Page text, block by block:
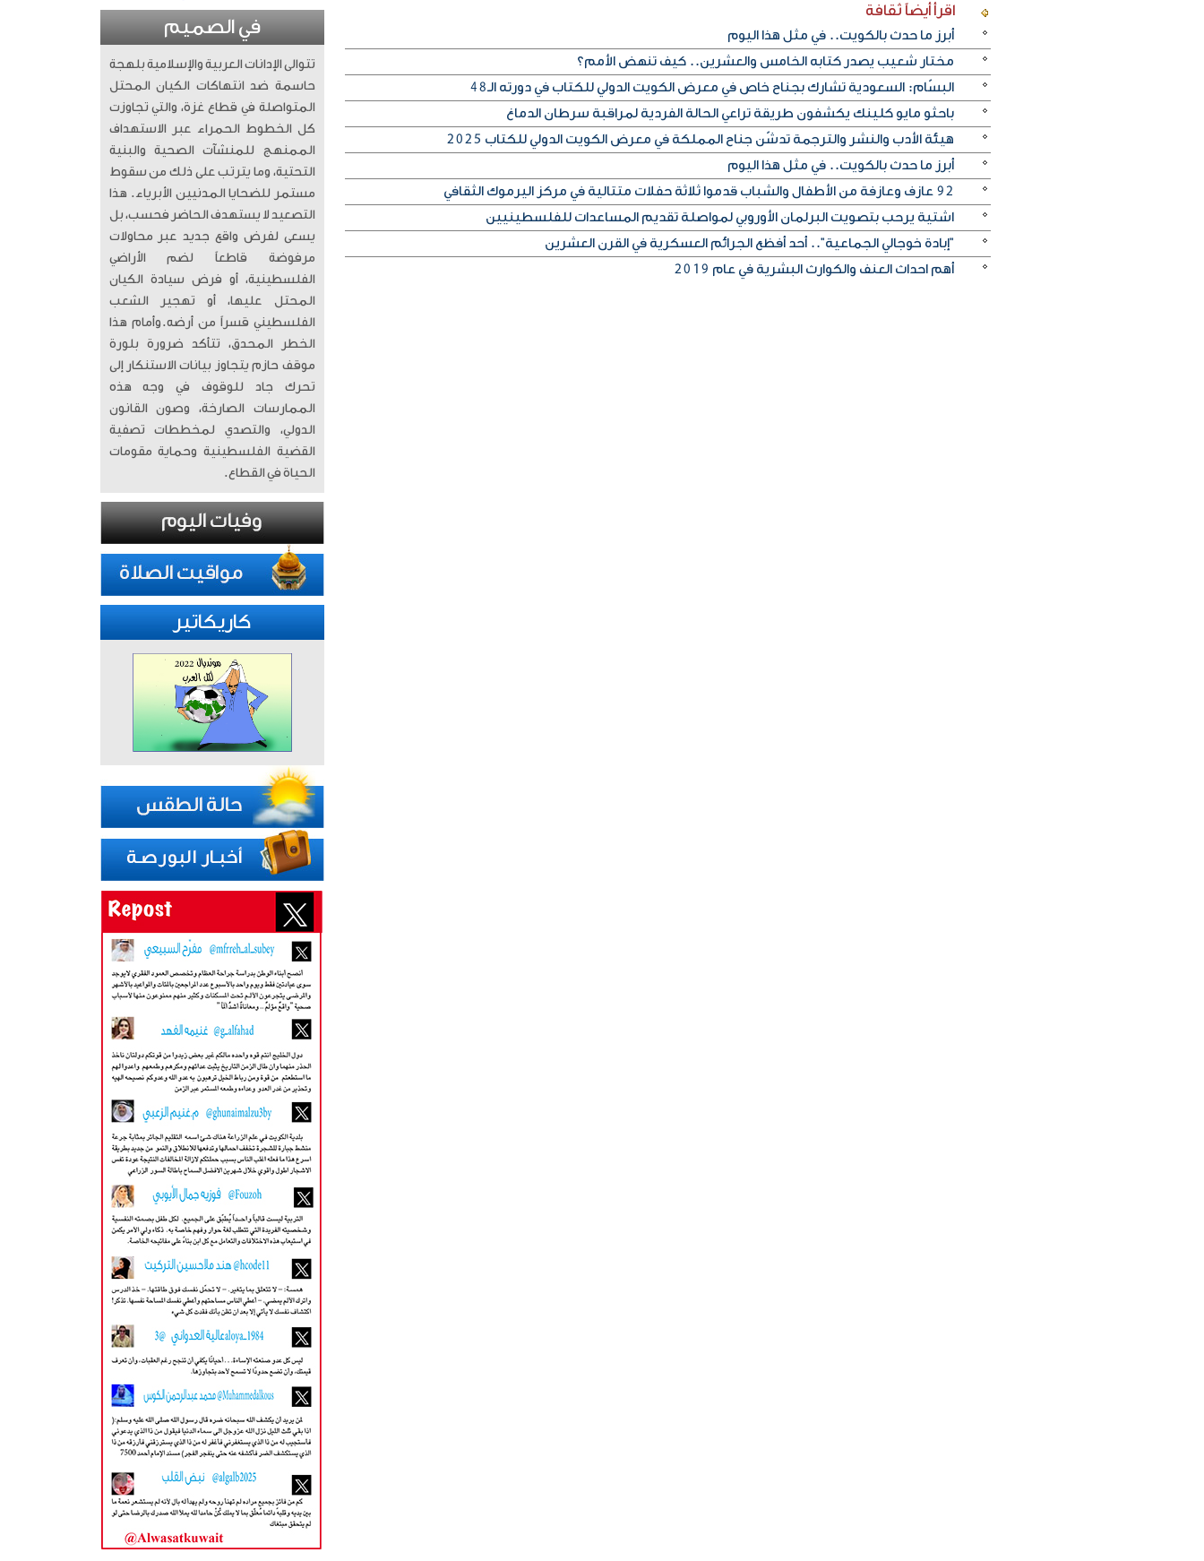
اقرأ أيضاً ثقافة
أبرز ما حدث بالكويت.. في مثل هذا اليوم
مختار شعيب يصدر كتابه الخامس والعشرين.. كيف تنهض الأمم؟
البسّام: السعودية تشارك بجناح خاص في معرض الكويت الدولي للكتاب في دورته الـ48
باحثو مايو كلينك يكشفون طريقة تراعي الحالة الفردية لمراقبة سرطان الدماغ
هيئة الأدب والنشر والترجمة تدشّن جناح المملكة في معرض الكويت الدولي للكتاب 2025
أبرز ما حدث بالكويت.. في مثل هذا اليوم
92 عازف وعازفة من الأطفال والشباب قدموا ثلاثة حفلات متتالية في مركز اليرموك الثقافي
اشتية يرحب بتصويت البرلمان الأوروبي لمواصلة تقديم المساعدات للفلسطينيين
"إبادة خوجالي الجماعية".. أحد أفظع الجرائم العسكرية في القرن العشرين
أهم احداث العنف والكوارث البشرية في عام 2019
في الصميم
تتوالى الإدانات العربية والإسلامية بلهجة
حاسمة ضد انتهاكات الكيان المحتل
المتواصلة في قطاع غزة، والتي تجاوزت
كل الخطوط الحمراء عبر الاستهداف
الممنهج للمنشآت الصحية والبنية
التحتية، وما يترتب على ذلك من سقوط
مستمر للضحايا المدنيين الأبرياء. ​ هذا
التصعيد لا يستهدف الحاضر فحسب، بل
يسعى لفرض واقع جديد عبر محاولات
مرفوضة قاطعاً لضم الأراضي
الفلسطينية، أو فرض سيادة الكيان
المحتل عليها، أو تهجير الشعب
الفلسطيني قسراً من أرضه. ​وأمام هذا
الخطر المحدق، تتأكد ضرورة بلورة
موقف حازم يتجاوز بيانات الاستنكار إلى
تحرك جاد للوقوف في وجه هذه
الممارسات الصارخة، وصون القانون
الدولي، والتصدي لمخططات تصفية
القضية الفلسطينية وحماية مقومات
الحياة في القطاع.
كاريكاتير